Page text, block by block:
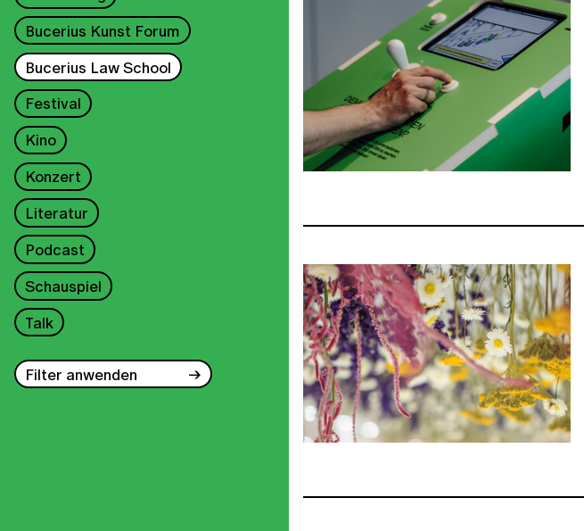
Bucerius Kunst Forum
Bucerius Law School
Festival
Kino
Konzert
Literatur
Podcast
Schauspiel
Talk
Filter anwenden